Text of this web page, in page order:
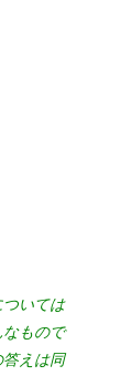
いては
もので
えは同